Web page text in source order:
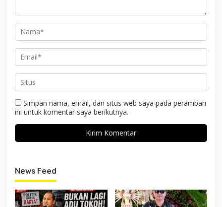
Simpan nama, email, dan situs web saya pada peramban
ini untuk komentar saya berikutnya.
News Feed